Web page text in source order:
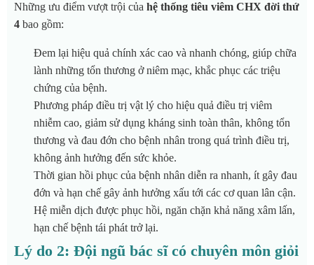
Những ưu điểm vượt trội của hệ thống tiêu viêm CHX đời thứ
4 bao gồm:
Đem lại hiệu quả chính xác cao và nhanh chóng, giúp chữa
lành những tổn thương ở niêm mạc, khắc phục các triệu
chứng của bệnh.
Phương pháp điều trị vật lý cho hiệu quả điều trị viêm
nhiễm cao, giảm sử dụng kháng sinh toàn thân, không tổn
thương và đau đớn cho bệnh nhân trong quá trình điều trị,
không ảnh hưởng đến sức khỏe.
Thời gian hồi phục của bệnh nhân diễn ra nhanh, ít gây đau
đớn và hạn chế gây ảnh hưởng xấu tới các cơ quan lân cận.
Hệ miễn dịch được phục hồi, ngăn chặn khả năng xâm lấn,
hạn chế bệnh tái phát trở lại.
Lý do 2: Đội ngũ bác sĩ có chuyên môn giỏi